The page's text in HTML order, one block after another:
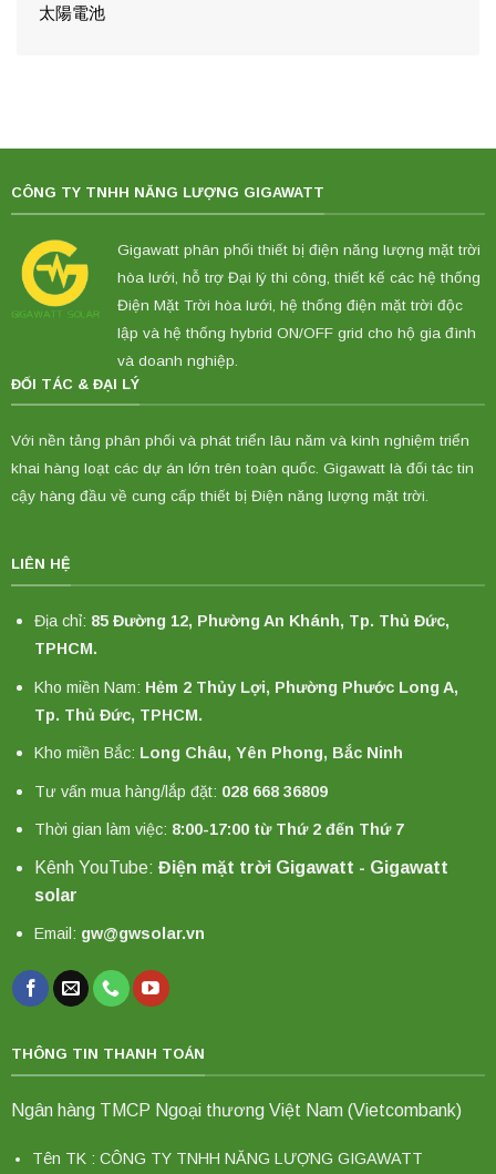
太陽電池
CÔNG TY TNHH NĂNG LƯỢNG GIGAWATT
Gigawatt phân phối thiết bị điện năng lượng mặt trời
hòa lưới, hỗ trợ Đại lý thi công, thiết kế các hệ thống
Điện Mặt Trời hòa lưới, hệ thống điện mặt trời độc
lập và hệ thống hybrid ON/OFF grid cho hộ gia đình
và doanh nghiệp.
ĐỐI TÁC & ĐẠI LÝ
Với nền tảng phân phối và phát triển lâu năm và kinh nghiệm triển
khai hàng loạt các dự án lớn trên toàn quốc. Gigawatt là đối tác tin
cậy hàng đầu về cung cấp thiết bị Điện năng lượng mặt trời.
LIÊN HỆ
Địa chỉ: 85 Đường 12, Phường An Khánh, Tp. Thủ Đức,
TPHCM.
Kho miền Nam: Hẻm 2 Thủy Lợi, Phường Phước Long A,
Tp. Thủ Đức, TPHCM.
Kho miền Bắc: Long Châu, Yên Phong, Bắc Ninh
Tư vấn mua hàng/lắp đặt: 028 668 36809
Thời gian làm việc: 8:00-17:00 từ Thứ 2 đến Thứ 7
Kênh YouTube: Điện mặt trời Gigawatt - Gigawatt
solar
Email: gw@gwsolar.vn
THÔNG TIN THANH TOÁN
Ngân hàng TMCP Ngoại thương Việt Nam (Vietcombank)
Tên TK : CÔNG TY TNHH NĂNG LƯỢNG GIGAWATT